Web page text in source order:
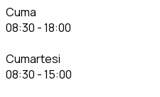
Cuma
08:30 - 18:00
Cumartesi
08:30 - 15:00